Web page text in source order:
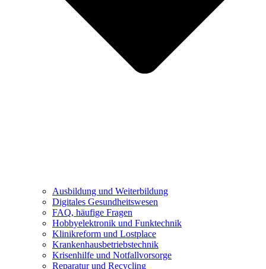
Ausbildung und Weiterbildung
Digitales Gesundheitswesen
FAQ, häufige Fragen
Hobbyelektronik und Funktechnik
Klinikreform und Lostplace
Krankenhausbetriebstechnik
Krisenhilfe und Notfallvorsorge
Reparatur und Recycling